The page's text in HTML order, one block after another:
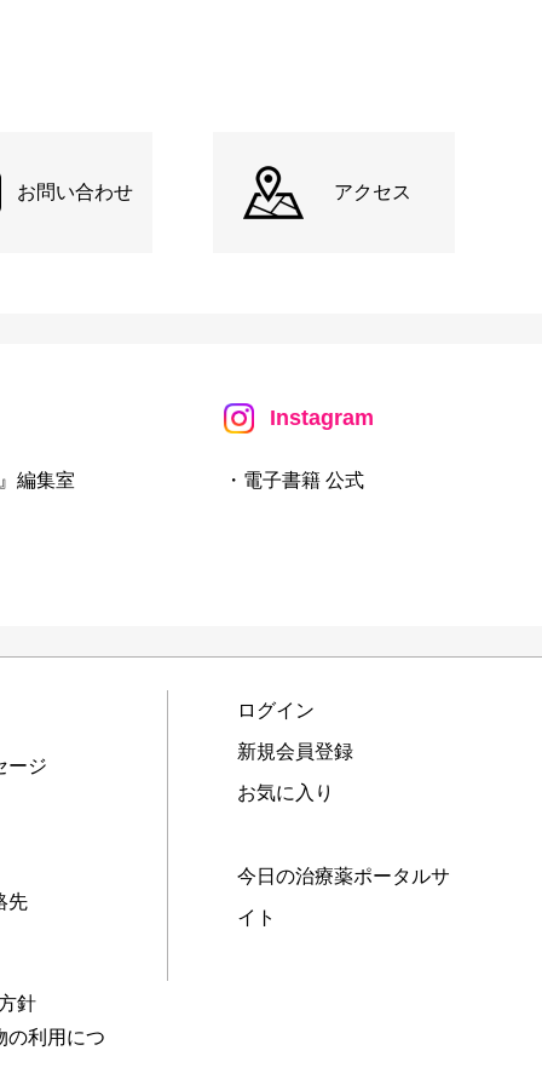
お問い合わせ アクセス
編集室
Instagram
・電子書籍 公式
ージ
先
針
の利用につ
ログイン
新規会員登録
お気に入り
今日の治療薬ポータルサ
イト